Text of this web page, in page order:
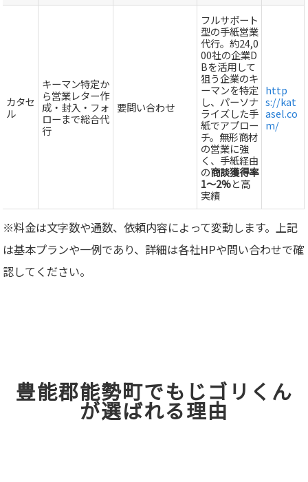
カタセ
ル
キーマン特定か
ら営業レター作
成・封入・フォ
ローまで総合代
行
要問い合わせ
フルサポート
型の手紙営業
代行。約24,0
00社の企業D
Bを活用して
狙う企業のキ
ーマンを特定
し、パーソナ
ライズした手
紙でアプロー
チ。無形商材
の営業に強
く、手紙経由
の商談獲得率
1～2%と高
実績
http
s://kat
asel.co
m/
※料金は文字数や通数、依頼内容によって変動します。上記
は基本プランや一例であり、詳細は各社HPや問い合わせで確
認してください。​
豊能郡能勢町でもじゴリくん
が選ばれる理由